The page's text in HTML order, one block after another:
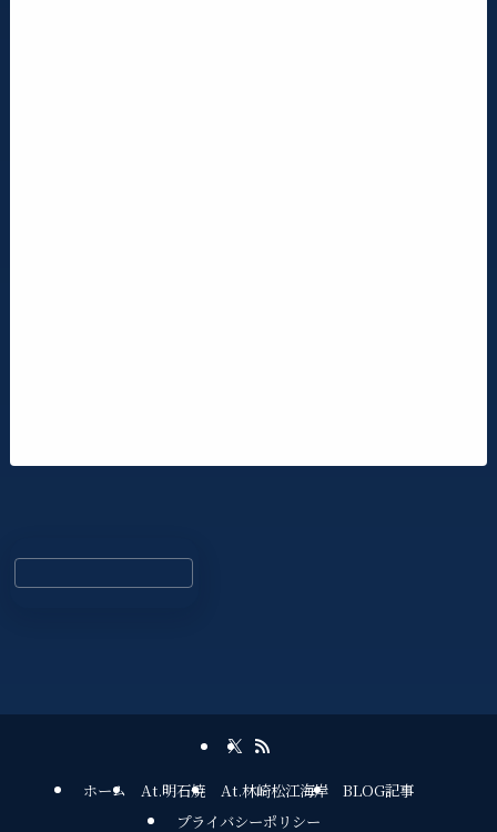
ホーム At.明石焼 At.林崎松江海岸
BLOG記事
プライバシーポリシー